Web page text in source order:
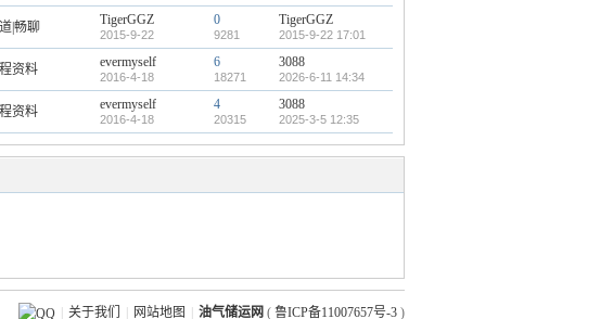
|畅聊 TigerGGZ
2015-9-22
0
9281
TigerGGZ
2015-9-22 17:01
资料 evermyself
2016-4-18
6
18271
3088
2026-6-11 14:34
资料 evermyself
2016-4-18
4
20315
3088
2025-3-5 12:35
关于我们 网站地图 油气储运网 ( 鲁ICP备11007657号-3 )